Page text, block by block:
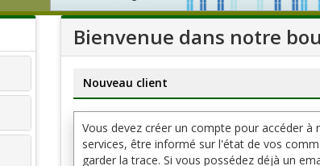
Bienvenue dans notre
Nouveau client
Vous devez créer un compte pour accéder à
services, être informé sur l'état de vos
garder la trace. Si vous possédez déjà un